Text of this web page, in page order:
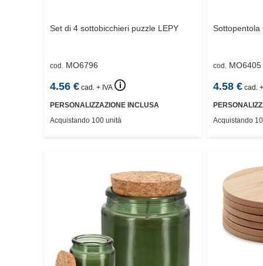
Set di 4 sottobicchieri puzzle LEPY
cod. MO6796
4.56 € cad. + IVA 🛈
PERSONALIZZAZIONE INCLUSA
Acquistando 100 unità
cod. MO6405
4.58€ cad.
Acquistando